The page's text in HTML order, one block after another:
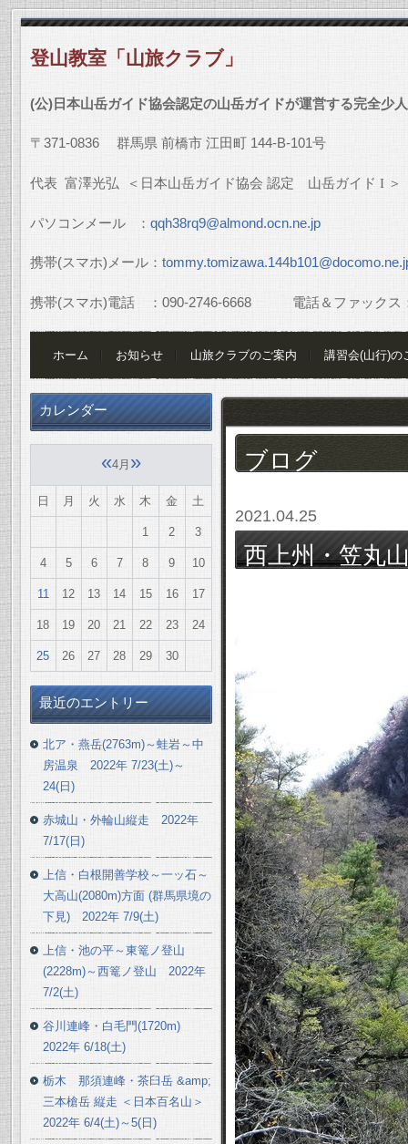
登山教室「山旅クラブ」
(公)日本山岳ガイド協会認定の山岳ガイドが運営する完全少
〒 371-0836 群馬県 前橋市 江田町 144-B-101号
代表 富澤光弘 ＜日本山岳ガイド協会 認定 山岳ガイド I ＞
パソコンメール ： qqh38rq9@almond.ocn.ne.jp
携帯(スマホ)メール：
携帯(スマホ)電話 ： 090-2746-6668電話＆ファックス
ホーム お知らせ 山旅クラブのご案内 講習会(山行)の
ブログ
2021.04.25
西上州・笠丸
カレンダー
«4月 »
日 月 火 水 木 金 土
1 2 3
4 5 6 7 8 9 10
11 12 13 14 15 16 17
18 19 20 21 22 23 24
25 26 27 28 29 30
最近のエントリー
北ア・燕岳(2763m)～蛙岩～中
房温泉 2022年 7/23(土)～
24(日)
赤城山・外輪山縦走 2022年
7/17(日)
上信・白根開善学校～一ッ石～
大高山(2080m)方面 (群馬県境の
下見) 2022年 7/9(土)
上信・池の平～東篭ノ登山
(2228m)～西篭ノ登山 2022年
7/2(土)
谷川連峰・白毛門(1720m)
2022年 6/18(土)
栃木 那須連峰・茶臼岳 &amp;
三本槍岳 縦走 ＜日本百名山＞
2022年 6/4(土)～5(日)